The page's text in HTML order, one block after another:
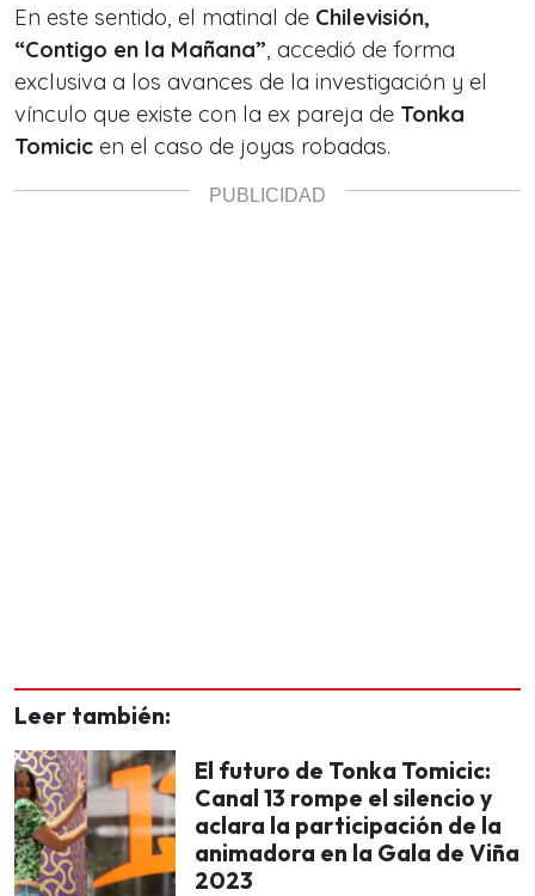
En este sentido, el matinal de Chilevisión,
“Contigo en la Mañana”, accedió de forma
exclusiva a los avances de la investigación y el
vínculo que existe con la ex pareja de Tonka
Tomicic en el caso de joyas robadas.
Leer también:
El futuro de Tonka Tomicic:
Canal 13 rompe el silencio y
aclara la participación de la
animadora en la Gala de Viña
2023